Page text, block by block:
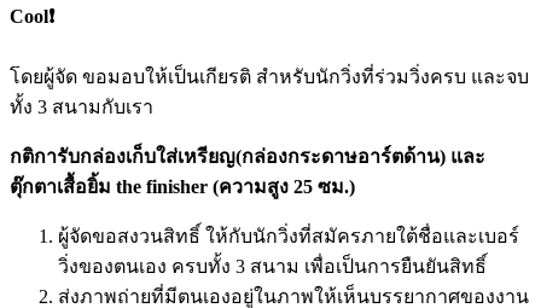
Cool❗️
โดยผู้จัด ขอมอบให้เป็นเกียรติ สำหรับนักวิ่งที่ร่วมวิ่งครบ และจบ
ทั้ง 3 สนามกับเรา
กติการับกล่องเก็บใส่เหรียญ(กล่องกระดาษอาร์ตด้าน) และ
ตุ๊กตาเสื้อยิ้ม the finisher (ความสูง 25 ซม.)
ผู้จัดขอสงวนสิทธิ์ ให้กับนักวิ่งที่สมัครภายใต้ชื่อและเบอร์
วิ่งของตนเอง ครบทั้ง 3 สนาม เพื่อเป็นการยืนยันสิทธิ์
ส่งภาพถ่ายที่มีตนเองอยู่ในภาพให้เห็นบรรยากาศของงาน